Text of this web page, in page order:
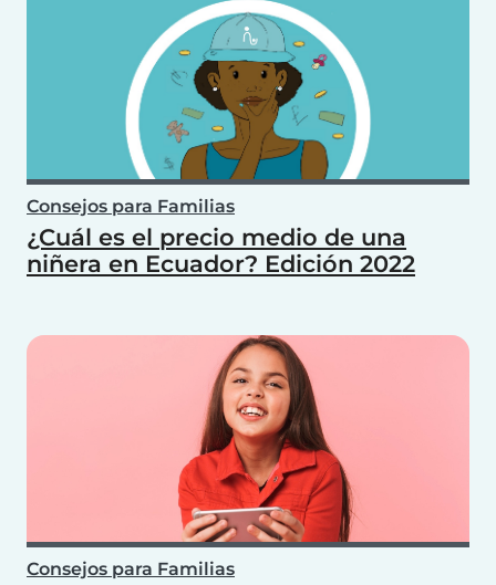
Consejos para Familias
¿Cuál es el precio medio de una
niñera en Ecuador? Edición 2022
Consejos para Familias